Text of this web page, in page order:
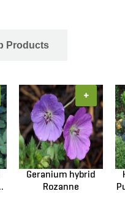
Products
Geranium hybrid
Rozanne
+